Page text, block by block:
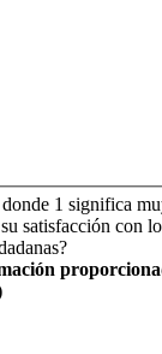
1 significa
satisfacción con